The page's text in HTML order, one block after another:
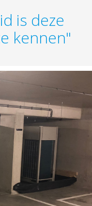
is deze
kennen"